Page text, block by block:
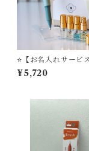
⭐️【お名入れサービ
ー万年筆 ボールペ
U’ ＋ STYLE OF
¥5,720